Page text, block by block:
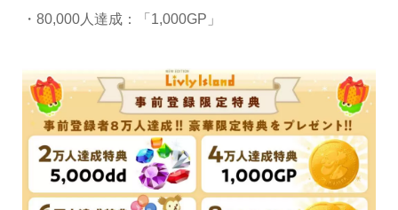
・80,000人達成：「1,000GP」